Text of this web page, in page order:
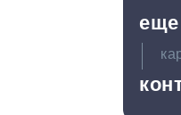
еще